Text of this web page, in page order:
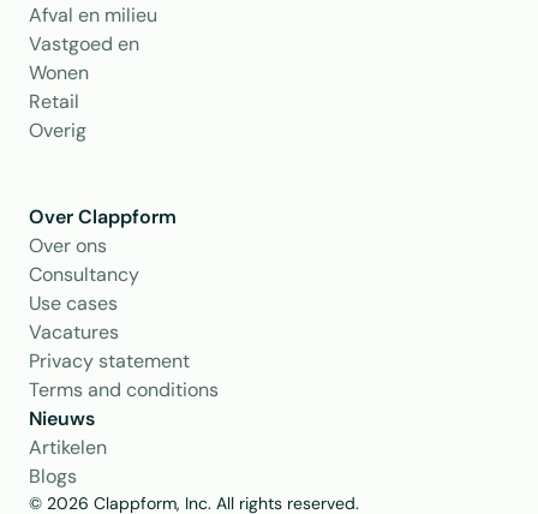
Afval en milieu
Vastgoed en
Wonen
Retail
Overig
Over Clappform
Over ons
Consultancy
Use cases
Vacatures
Privacy statement
Terms and conditions
Nieuws
Artikelen
Blogs
© 2026 Clappform, Inc. All rights reserved.